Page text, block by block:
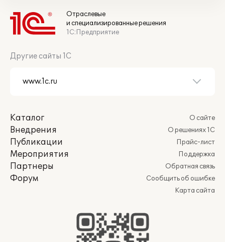
Отраслевые
и специализированные решения
1С:Предприятие
Другие сайты 1С
Каталог
Внедрения
Публикации
Мероприятия
Партнеры
Форум
О сайте
О решениях 1С
Прайс-лист
Поддержка
Обратная связь
Сообщить об ошибке
Карта сайта